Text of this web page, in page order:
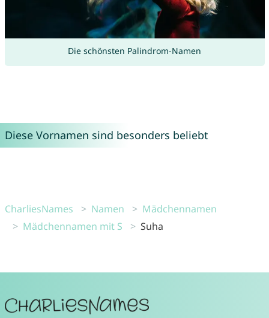
Die schönsten Palindrom-Namen
Diese Vornamen sind besonders beliebt
CharliesNames Namen
Mädchennamen
Mädchennamen mit S
Suha